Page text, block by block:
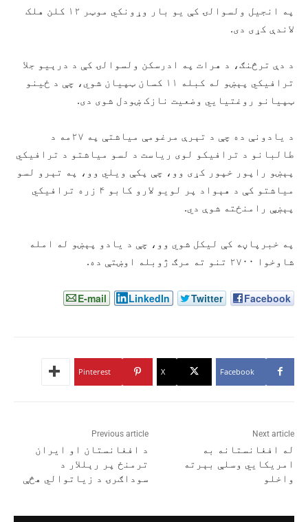
په انجیل ولسوالۍ کې یو بار وړونکي موټر ۱۲ کلن هلک
لاندې کړی دی.
د دې ترڅنګ، د هرات په ادرسکن ولسوالۍ کې د درېیو جلا
ترافیکي پېښو له کبله ۱۱ کسان ټپیان شوي، چې د ځینو
ټپیانو روغتیايي وضعیت نازک ښودل شوی دی.
د یادونې ده چې د تېرې مرغومې میاشتې په ۲۷مه د
طالبانو د ترافیکو لوی ریاست د لسو میاشتو د ترافیکي
پېښو راپور خپور کړی وو، چې پکې ویلي وو، په تېرو لسو
میاشتو کې د هېواد پر لویو لارو کابو ۴ زره ترافیکي
پېښې رامنځته شوې دي.
په خبرپاڼه کې لیکل شوي وو، چې د یادو پېښو له امله
شاوخوا ۲۷۰۰ تنو ته مرګ ژوبله اوښتې ده.
Facebook
Twitter
LinkedIn
E-mail
Facebook
X
Pinterest
Previous article
د افغانستان او ایران
ترمنځ پر رېللار د
سوداګرۍ د زیاتوالي هڅې
Next article
له افغانستانه به
امریکايي وسلې بېرته
واخلو